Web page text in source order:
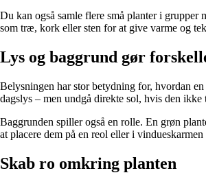
Du kan også samle flere små planter i
som træ, kork eller sten for at give varme og
Lys og baggrund gør
Belysningen har stor betydning for, hvordan
dagslys – men undgå direkte sol, hvis den ikke
Baggrunden spiller også en rolle. En grøn
at placere dem på en reol eller i
Skab ro omkring planten